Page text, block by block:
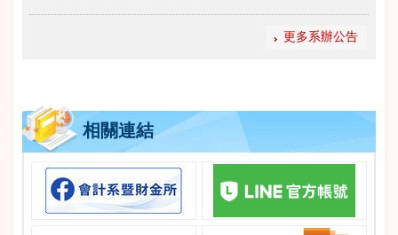
更多系辦公告
相關連結